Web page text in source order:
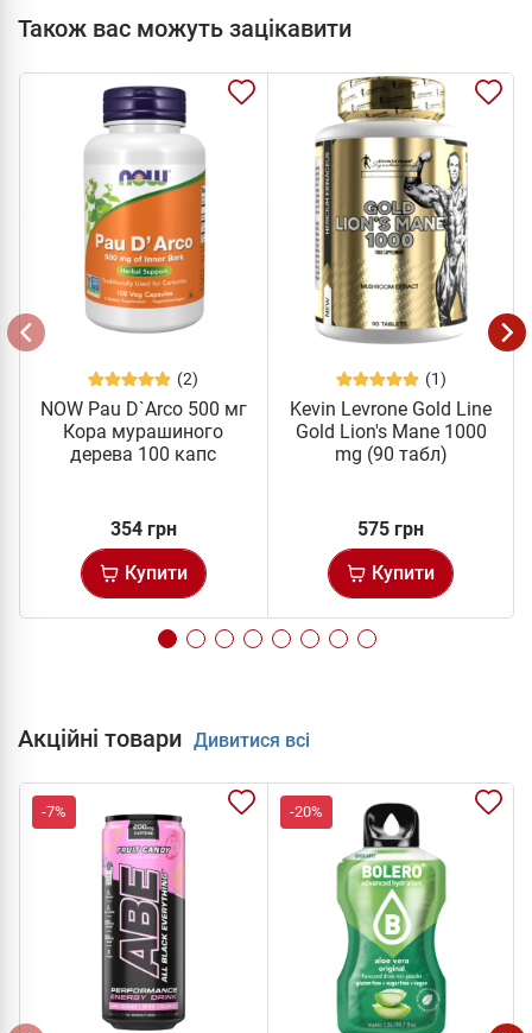
Також вас можуть зацікавити
(2)
NOW Pau D`Arco 500 мг
Кора мурашиного
дерева 100 капc
354 грн
Купити
(1)
Kevin Levrone Gold Line
Gold Lion's Mane 1000
mg (90 табл)
575 грн
Купити
Акційні товари Дивитися всі
-7% -20%